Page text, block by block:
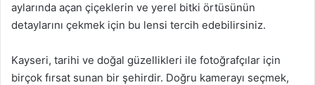
aylarında açan çiçeklerin ve yerel bitki örtüsünün
detaylarını çekmek için bu lensi tercih edebilirsiniz.
Kayseri, tarihi ve doğal güzellikleri ile fotoğrafçılar için
birçok fırsat sunan bir şehirdir. Doğru kamerayı seçmek,